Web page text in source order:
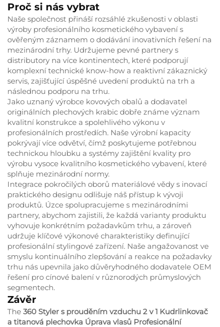
Proč si nás vybrat
Naše společnost přináší rozsáhlé zkušenosti v oblasti
výroby profesionálního kosmetického vybavení s
ověřeným záznamem o dodávání inovativních řešení na
mezinárodní trhy. Udržujeme pevné partnery s
distributory na více kontinentech, které podporují
komplexní technické know-how a reaktivní zákaznický
servis, zajišťující úspěšné uvedení produktů na trh a
následnou podporu na trhu.
Jako uznaný výrobce kovových obalů a dodavatel
originálních plechových krabic dobře známe význam
kvalitní konstrukce a spolehlivého výkonu v
profesionálních prostředích. Naše výrobní kapacity
pokrývají více odvětví, čímž poskytujeme potřebnou
technickou hloubku a systémy zajištění kvality pro
výrobu vysoce kvalitního kosmetického vybavení, které
splňuje mezinárodní normy.
Integrace pokročilých oborů materiálové vědy s inovací
praktického designu odlišuje náš přístup k vývoji
produktů. Úzce spolupracujeme s mezinárodními
partnery, abychom zajistili, že každá varianty produktu
vyhovuje konkrétním požadavkům trhu, a zároveň
udržuje klíčové výkonové charakteristiky definující
profesionální stylingové zařízení. Naše angažovanost ve
smyslu kontinuálního zlepšování a reakce na požadavky
trhu nás upevnila jako důvěryhodného dodavatele OEM
řešení pro cínové balení v různorodých průmyslových
segmentech.
Závěr
The 360 Styler s prouděním vzduchu 2 v 1 Kudrlinkovač
a titanová plechovka Úprava vlasů Profesionální